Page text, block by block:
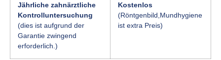
Jährliche zahnärztliche
Kontrolluntersuchung
(dies ist aufgrund der
Garantie zwingend
erforderlich.)
Kostenlos
(Röntgenbild,Mundhygiene
ist extra Preis)